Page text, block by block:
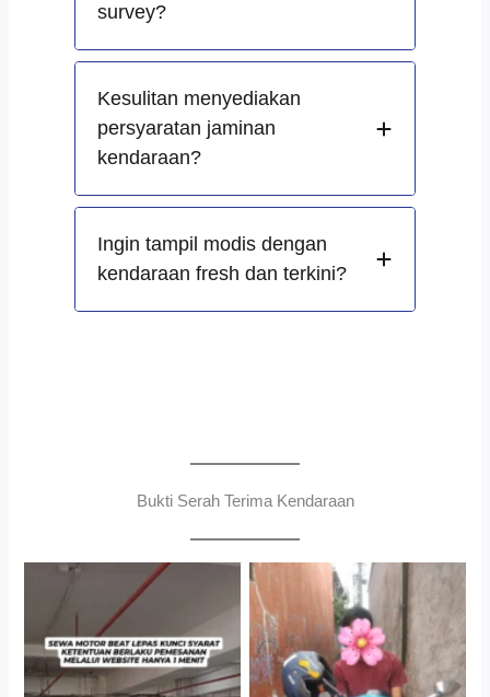
survey?
Kesulitan menyediakan
persyaratan jaminan
kendaraan?
Ingin tampil modis dengan
kendaraan fresh dan terkini?
Bukti Serah Terima Kendaraan